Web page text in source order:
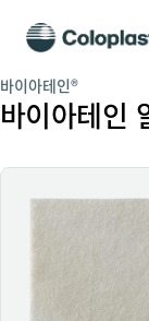
바이아테인®
바이아테인